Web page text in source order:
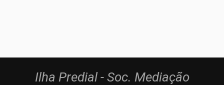
Ilha Predial - Soc. Mediação